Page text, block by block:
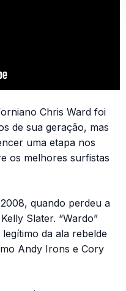
Chris Ward foi
de sua geração, mas
uma etapa nos
os melhores surfistas
quando perdeu a
Slater. “Wardo”
da ala rebelde
Andy Irons e Cory